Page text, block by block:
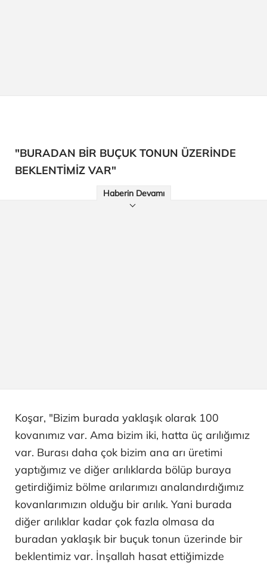
"BURADAN BİR BUÇUK TONUN ÜZERİNDE
BEKLENTİMİZ VAR"
Haberin Devamı
Koşar, "Bizim burada yaklaşık olarak 100
kovanımız var. Ama bizim iki, hatta üç arılığımız
var. Burası daha çok bizim ana arı üretimi
yaptığımız ve diğer arılıklarda bölüp buraya
getirdiğimiz bölme arılarımızı analandırdığımız
kovanlarımızın olduğu bir arılık. Yani burada
diğer arılıklar kadar çok fazla olmasa da
buradan yaklaşık bir buçuk tonun üzerinde bir
beklentimiz var. İnşallah hasat ettiğimizde